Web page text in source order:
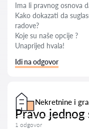
Ima li pravnog osnova
Kako dokazati da
radove?
Koje su naše opcije ?
Unaprijed hvala!
Idi na odgovor
Nekretnine i
Pravo jednog
1 odgovor